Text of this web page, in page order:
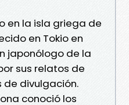
en la isla griega de
en Tokio en
japonólogo de la
sus relatos de
de divulgación.
conoció los